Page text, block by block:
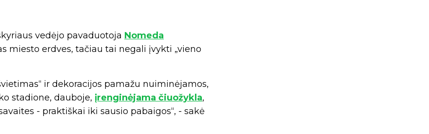
vedėjo pavaduotoja Nomeda
miesto erdves, tačiau tai negali įvykti „vieno
ir dekoracijos pamažu nuiminėjamos,
stadione, dauboje, įrenginėjama čiuožykla,
- praktiškai iki sausio pabaigos“, - sakė